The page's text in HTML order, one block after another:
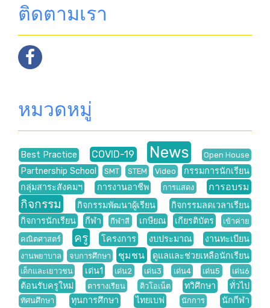
ติดตามเรา
หมวดหมู่
Best Practice COVID-19 News Open House
Partnership School SMT STEM Video
กรรมการนักเรียน
กลุ่มสาระสังคมฯ
การงานอาชีพ การแสดง การอบรม
กิจกรรม กิจกรรมพัฒนาผู้เรียน
กิจกรรมลดเวลาเรียน
กิจการนักเรียน
กีฬา กีฬาสี เกษียณ เกียรติบัตร
เข้าค่าย
คณิตศาสตร์
ครู โครงการ งบประมาณ งานทะเบียน
งานพยาบาล จบการศึกษา ชุมชน ดูแลและช่วยเหลือนักเรียน
เด็กและเยาวชน เด่น1 เด่น2 เด่น3 เด่น4 เด่น5 เด่น6
ต้อนรับครูใหม่ ตารางเรียน ติวโอเน็ต ทวิศึกษา ทั่วไป
ทัศนศึกษา ทุนการศึกษา ไทยเบฟ นักการ นักกีฬา